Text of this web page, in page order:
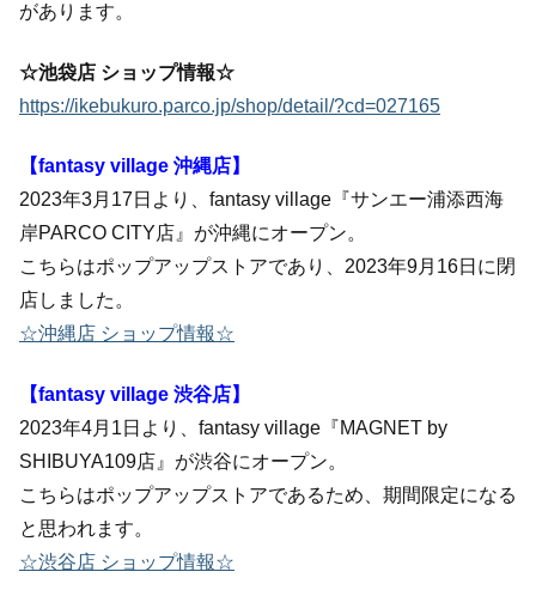
があります。
☆池袋店 ショップ情報☆
https://ikebukuro.parco.jp/shop/detail/?cd=027165
【fantasy village 沖縄店】
2023年3月17日より、fantasy village『サンエー浦添西海
岸PARCO CITY店』が沖縄にオープン。
こちらはポップアップストアであり、2023年9月16日に閉
店しました。
☆沖縄店 ショップ情報☆
【fantasy village 渋谷店】
2023年4月1日より、fantasy village『MAGNET by
SHIBUYA109店』が渋谷にオープン。
こちらはポップアップストアであるため、期間限定になる
と思われます。
☆渋谷店 ショップ情報☆